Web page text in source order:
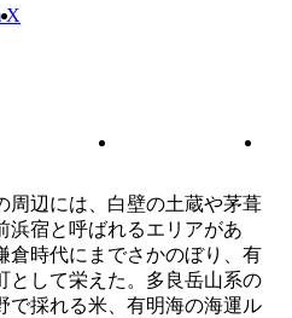
X
周辺には、白壁の土蔵や茅葺
浜宿と呼ばれるエリアがあ
倉時代にまでさかのぼり、有
として栄えた。多良岳山系の
で採れる米、有明海の海運ル